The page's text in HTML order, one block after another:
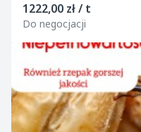
1222,00 zł / t
Do negocjacji